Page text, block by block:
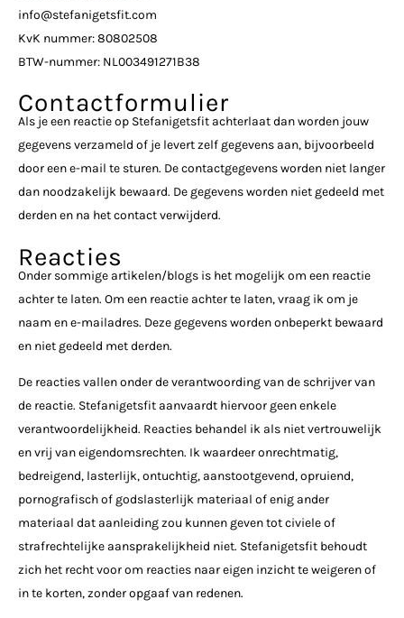
info@stefanigetsfit.com
KvK nummer: 80802508
BTW-nummer: NL003491271B38
Contactformulier
Als je een reactie op Stefanigetsfit achterlaat dan worden jouw
gegevens verzameld of je levert zelf gegevens aan, bijvoorbeeld
door een e-mail te sturen. De contactgegevens worden niet langer
dan noodzakelijk bewaard. De gegevens worden niet gedeeld met
derden en na het contact verwijderd.
Reacties
Onder sommige artikelen/blogs is het mogelijk om een reactie
achter te laten. Om een reactie achter te laten, vraag ik om je
naam en e-mailadres. Deze gegevens worden onbeperkt bewaard
en niet gedeeld met derden.
De reacties vallen onder de verantwoording van de schrijver van
de reactie. Stefanigetsfit aanvaardt hiervoor geen enkele
verantwoordelijkheid. Reacties behandel ik als niet vertrouwelijk
en vrij van eigendomsrechten. Ik waardeer onrechtmatig,
bedreigend, lasterlijk, ontuchtig, aanstootgevend, opruiend,
pornografisch of godslasterlijk materiaal of enig ander
materiaal dat aanleiding zou kunnen geven tot civiele of
strafrechtelijke aansprakelijkheid niet. Stefanigetsfit behoudt
zich het recht voor om reacties naar eigen inzicht te weigeren of
in te korten, zonder opgaaf van redenen.